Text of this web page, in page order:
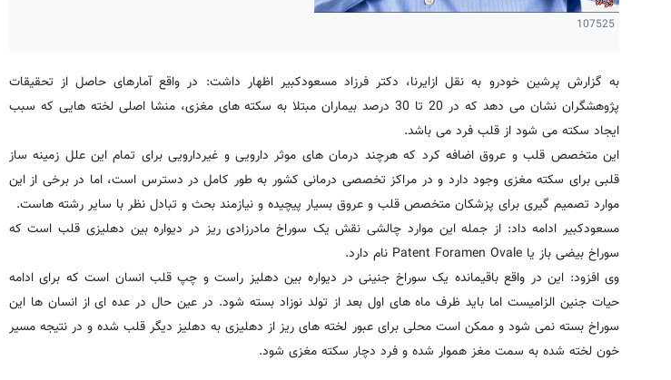
107525
به گزارش پرشین خودرو به نقل ازایرنا، دکتر فرزاد مسعودکبیر اظهار داشت: در واقع آمارهای حاصل از تحقیقات
پژوهشگران نشان می دهد که در 20 تا 30 درصد بیماران مبتلا به سکته های مغزی، منشا اصلی لخته هایی که سبب
ایجاد سکته می شود از قلب فرد می باشد.
این متخصص قلب و عروق اضافه کرد که هرچند درمان های موثر دارویی و غیردارویی برای تمام این علل زمینه ساز
قلبی برای سکته مغزی وجود دارد و در مراکز تخصصی درمانی کشور به طور کامل در دسترس است، اما در برخی از این
موارد تصمیم گیری برای پزشکان متخصص قلب و عروق بسیار پیچیده و نیازمند بحث و تبادل نظر با سایر رشته هاست.
مسعودکبیر ادامه داد: از جمله این موارد چالشی نقش یک سوراخ مادرزادی ریز در دیواره بین دهلیزی قلب است که
سوراخ بیضی باز یا Patent Foramen Ovale نام دارد.
وی افزود: این در واقع باقیمانده یک سوراخ جنینی در دیواره بین دهلیز راست و چپ قلب انسان است که برای ادامه
حیات جنین الزامیست اما باید ظرف ماه های اول بعد از تولد نوزاد بسته شود. در عین حال در عده ای از انسان ها این
سوراخ بسته نمی شود و ممکن است محلی برای عبور لخته های ریز از دهلیزی به دهلیز دیگر قلب شده و در نتیجه مسیر
خون لخته شده به سمت مغز هموار شده و فرد دچار سکته مغزی شود.